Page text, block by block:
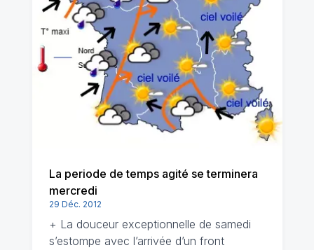
La periode de temps agité se terminera
mercredi
29 Déc. 2012
+ La douceur exceptionnelle de samedi
s’estompe avec l’arrivée d’un front